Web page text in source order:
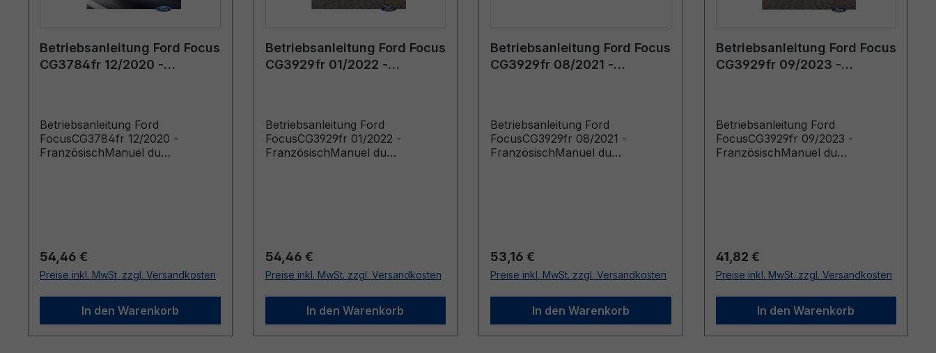
Betriebsanleitung Ford Focus
CG3784fr 12/2020 -
Betriebsanleitung Ford
FocusCG3784fr 12/2020 -
FranzösischManuel du
Regulärer Preis:
54,46 €
Preise inkl. MwSt. zzgl. Versandkosten
In den Warenkorb
Betriebsanleitung Ford Focus
CG3929fr 01/2022 -
Betriebsanleitung Ford
FocusCG3929fr 01/2022 -
FranzösischManuel du
Regulärer Preis:
54,46 €
Preise inkl. MwSt. zzgl. Versandkosten
In den Warenkorb
Betriebsanleitung Ford Focus
CG3929fr 08/2021 -
Betriebsanleitung Ford
FocusCG3929fr 08/2021 -
FranzösischManuel du
Regulärer Preis:
53,16 €
Preise inkl. MwSt. zzgl. Versandkosten
In den Warenkorb
Betriebsanleitung Ford Focus
CG3929fr 09/2023 -
Betriebsanleitung Ford
FocusCG3929fr 09/2023 -
FranzösischManuel du
Regulärer Preis:
41,82 €
Preise inkl. MwSt. zzgl. Versandkosten
In den Warenkorb